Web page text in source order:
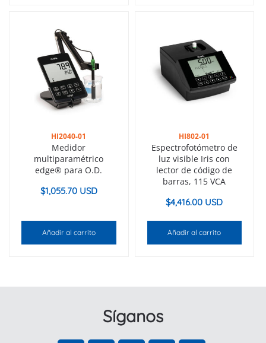
HI2040-01
Medidor
multiparamétrico
edge® para O.D.
$1,055.70 USD
Añadir al carrito
HI802-01
Espectrofotómetro de
luz visible Iris con
lector de código de
barras, 115 VCA
$4,416.00 USD
Añadir al carrito
Síganos